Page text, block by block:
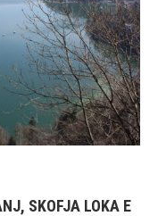
SKOFJA LOKA E